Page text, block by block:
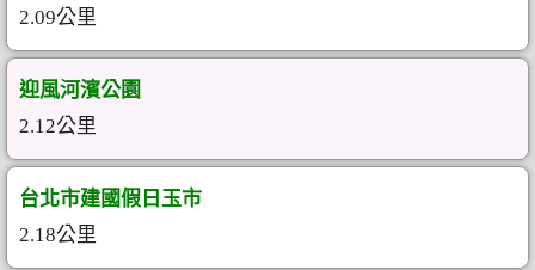
2.09公里
迎風河濱公園
2.12公里
台北市建國假日玉市
2.18公里